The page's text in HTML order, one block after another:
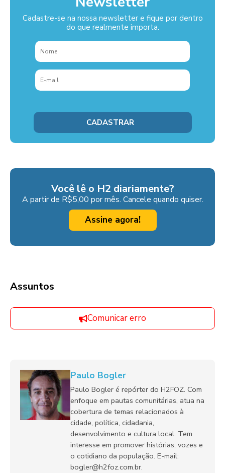
Cadastre-se na nossa newsletter e fique por dentro
do que realmente importa.
Você lê o H2 diariamente?
A partir de R$5,00 por mês. Cancele quando quiser.
Assine agora!
Assuntos
Comunicar erro
Paulo Bogler
Paulo Bogler é repórter do H2FOZ. Com
enfoque em pautas comunitárias, atua na
cobertura de temas relacionados à
cidade, política, cidadania,
desenvolvimento e cultura local. Tem
interesse em promover histórias, vozes e
o cotidiano da população. E-mail:
bogler@h2foz.com.br.